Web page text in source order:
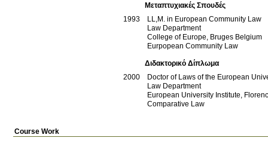
Μεταπτυχιακές Σπουδές
1993
LL,M. in European Community Law
Law Department
College of Europe, Bruges Belgium
Eurpopean Community Law
Διδακτορικό Δίπλωμα
2000
Doctor of Laws of the European
Law Department
European University Institute,
Comparative Law
Course Work